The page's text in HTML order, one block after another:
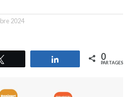
2024
Partagez 0
PARTAGES